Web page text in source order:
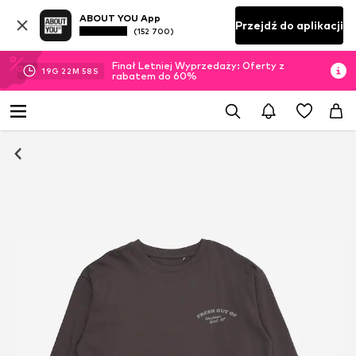
ABOUT YOU App
(152 700) Przejdź do aplikacji
19G 22M 58 S
Finał Letniej Wyprzedaży: Oferty z
rabatem do 60%